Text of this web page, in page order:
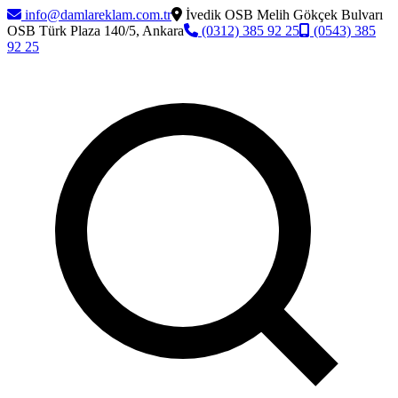
info@damlareklam.com.tr
İvedik OSB Melih Gökçek Bulvarı
OSB Türk Plaza 140/5, Ankara
(0312) 385 92 25
(0543) 385
92 25